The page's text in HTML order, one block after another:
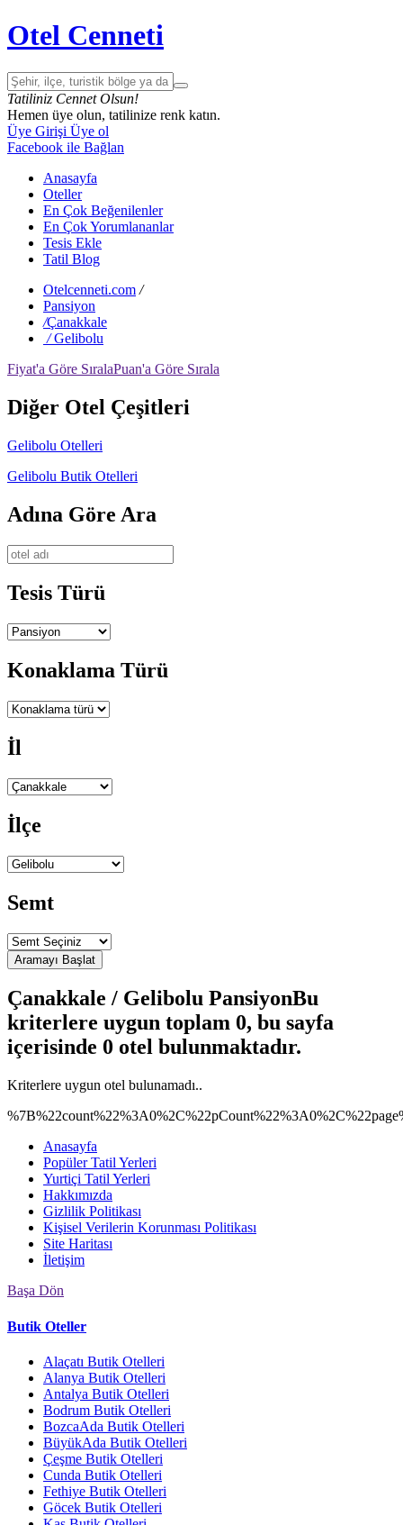
Otel Cenneti
Tatiliniz Cennet Olsun!
Hemen üye olun, tatilinize renk katın.
Üye Girişi Üye ol
Facebook ile Bağlan
Anasayfa
Oteller
En Çok Beğenilenler
En Çok Yorumlananlar
Tesis Ekle
Tatil Blog
Otelcenneti.com /
Pansiyon
/Çanakkale
/ Gelibolu
Fiyat'a Göre SıralaPuan'a Göre Sırala
Diğer Otel Çeşitleri
Gelibolu Otelleri
Gelibolu Butik Otelleri
Adına Göre Ara
Tesis Türü
Konaklama Türü
İl
İlçe
Semt
Çanakkale / Gelibolu PansiyonBu
kriterlere uygun toplam 0, bu sayfa
içerisinde 0 otel bulunmaktadır.
Kriterlere uygun otel bulunamadı..
Anasayfa
Popüler Tatil Yerleri
Yurtiçi Tatil Yerleri
Hakkımızda
Gizlilik Politikası
Kişisel Verilerin Korunması Politikası
Site Haritası
İletişim
Başa Dön
Butik Oteller
Alaçatı Butik Otelleri
Alanya Butik Otelleri
Antalya Butik Otelleri
Bodrum Butik Otelleri
BozcaAda Butik Otelleri
BüyükAda Butik Otelleri
Çeşme Butik Otelleri
Cunda Butik Otelleri
Fethiye Butik Otelleri
Göcek Butik Otelleri